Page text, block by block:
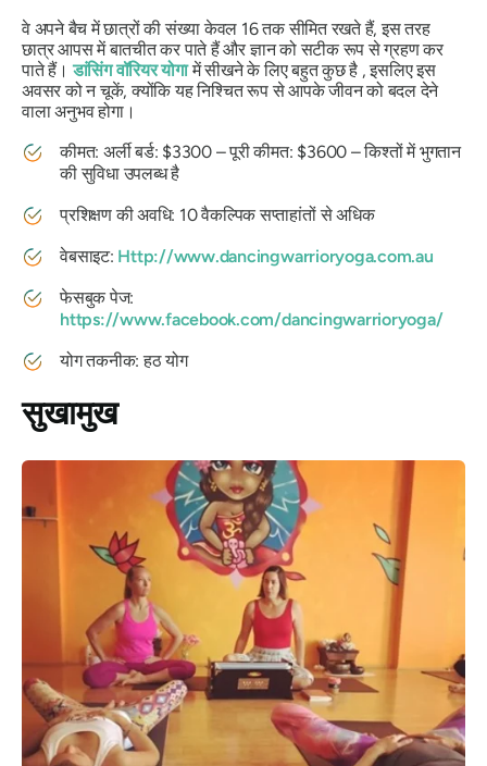
वे अपने बैच में छात्रों की संख्या केवल 16 तक सीमित रखते हैं, इस तरह
छात्र आपस में बातचीत कर पाते हैं और ज्ञान को सटीक रूप से ग्रहण कर
पाते हैं।डांसिंग वॉरियर योगामें सीखने के लिए बहुत कुछ है , इसलिए इस
अवसर को न चूकें, क्योंकि यह निश्चित रूप से आपके जीवन को बदल देने
वाला अनुभव होगा।
कीमत: अर्ली बर्ड: $3300 – पूरी कीमत: $3600 – किश्तों में भुगतान
की सुविधा उपलब्ध है
प्रशिक्षण की अवधि: 10 वैकल्पिक सप्ताहांतों से अधिक
वेबसाइट: Http://www.dancingwarrioryoga.com.au
फेसबुक पेज:
https://www.facebook.com/dancingwarrioryoga/
योग तकनीक: हठ योग
सुखामुख